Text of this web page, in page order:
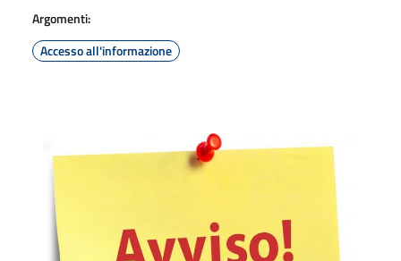
Argomenti:
Accesso all'informazione